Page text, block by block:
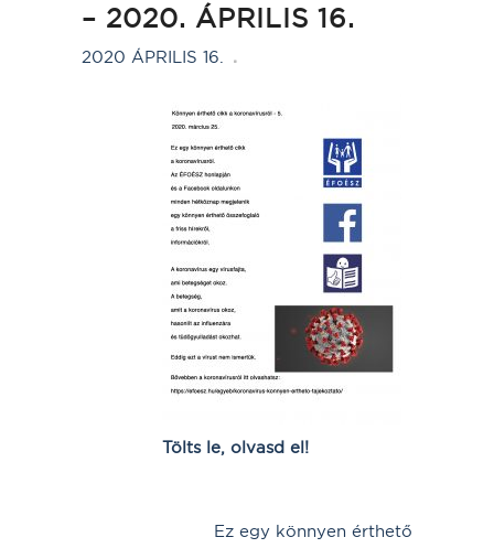
– 2020. ÁPRILIS 16.
2020 ÁPRILIS 16.
Tölts le, olvasd el!
Ez egy könnyen érthető